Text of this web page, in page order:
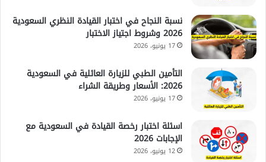
نسبة النجاح في اختبار القيادة النظري السعودية
2026 وشروط اجتياز الاختبار
17 يونيو، 2026
التأمين الطبي للزيارة العائلية في السعودية
2026: الأسعار وطريقة الشراء
17 يونيو، 2026
اسئلة اختبار رخصة القيادة في السعودية مع
الإجابات 2026
12 يونيو، 2026